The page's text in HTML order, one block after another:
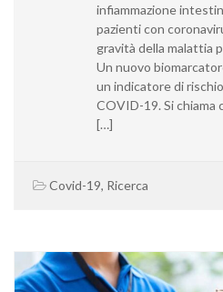
infiammazione
pazienti con
gravità della malattia
Un nuovo
un indicatore di
COVID-19. Si chiama
[…]
Covid-19, Ricerca